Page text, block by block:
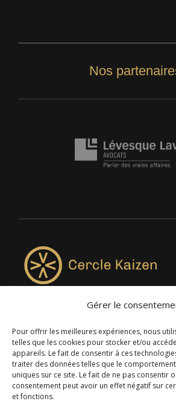
Gérer le
Pour offrir les meilleures expériences, nous
telles que les cookies pour stocker et/ou
appareils. Le fait de consentir à ces
traiter des données telles que le
uniques sur ce site. Le fait de ne pas consentir
consentement peut avoir un effet négatif sur
et fonctions.
Nos
4957, rue Lionel-Groulx, bureau 819,
Desmaures QC G3A 0M7